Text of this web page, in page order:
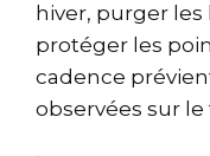
hiver, purger
protéger les
cadence
observées sur le